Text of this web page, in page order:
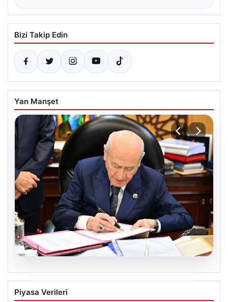
Bizi Takip Edin
Yan Manşet
Bahçeli’den çerçeve yasa açıklaması:
Bin yıllık kardeşliğimiz tescillendi
Piyasa Verileri